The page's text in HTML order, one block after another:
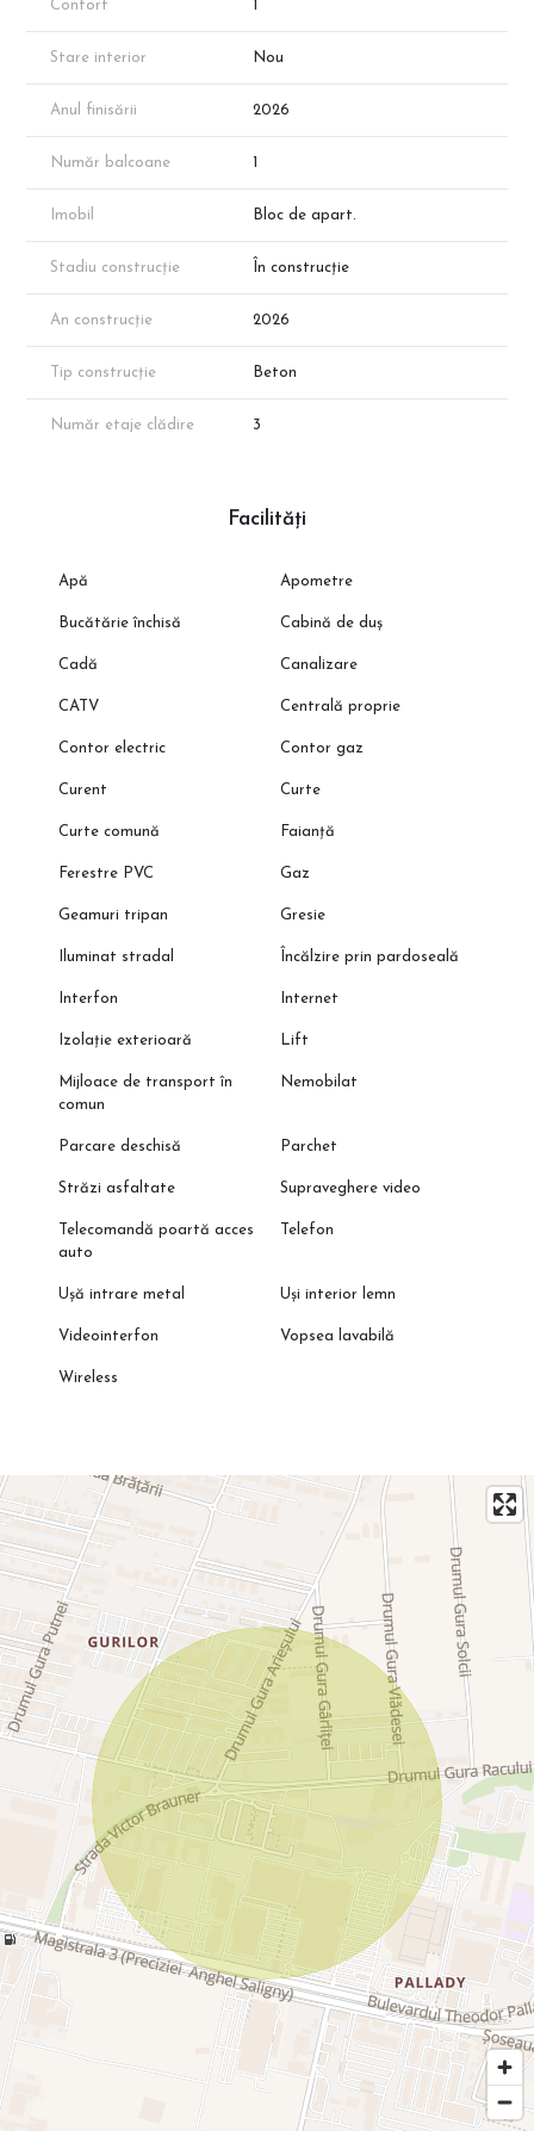
CleverImobiliare.ro pentru mai multe detalii.
Notă: Disponibilitatea proprietăților poate varia. Suprafața
📞 Programează o vizionare cu reprezentantul direct al
dezvoltatorului!
Confort 1
Stare interior Nou
Anul finisării 2026
Număr balcoane 1
Imobil Bloc de apart.
Stadiu construcție În construcție
An construcție 2026
Tip construcție Beton
Număr etaje clădire 3
Facilități
Apă Apometre
Bucătărie închisă Cabină de duș
Cadă Canalizare
CATV Centrală proprie
Contor electric Contor gaz
Curent Curte
Curte comună Faianță
Ferestre PVC Gaz
Geamuri tripan Gresie
Iluminat stradal Încălzire prin pardoseală
Interfon Internet
Izolație exterioară Lift
Mijloace de transport în
comun
Nemobilat
Parcare deschisă Parchet
Străzi asfaltate Supraveghere video
Telecomandă poartă acces
auto
Telefon
Ușă intrare metal Uși interior lemn
Videointerfon Vopsea lavabilă
Wireless